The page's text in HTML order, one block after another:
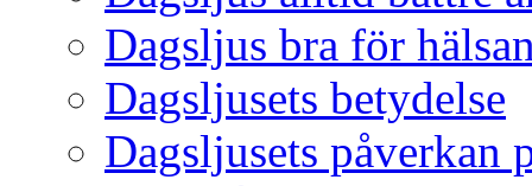
Dagsljus bra för
Dagsljusets betydelse
Dagsljusets påverkan